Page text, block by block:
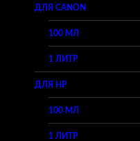
ДЛЯ CANON
100 МЛ
1 ЛИТР
ДЛЯ HP
100 МЛ
1 ЛИТР